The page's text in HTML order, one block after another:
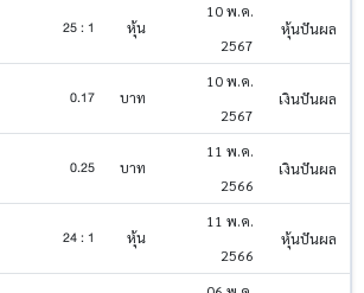
25 : 1 หุ้น
10 พ.ค.
2567
หุ้นปันผล
0.17 บาท
10 พ.ค.
2567
เงินปันผล
0.25 บาท
11 พ.ค.
2566
เงินปันผล
24 : 1 หุ้น
11 พ.ค.
2566
หุ้นปันผล